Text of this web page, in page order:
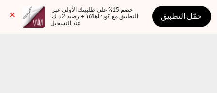
عند التسجيل
حمّل التطبيق